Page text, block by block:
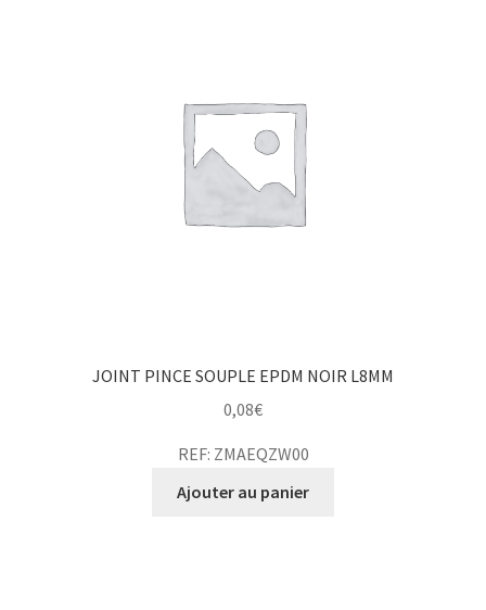
JOINT PINCE SOUPLE EPDM NOIR L8MM
0,08€
REF: ZMAEQZW00
Ajouter au panier